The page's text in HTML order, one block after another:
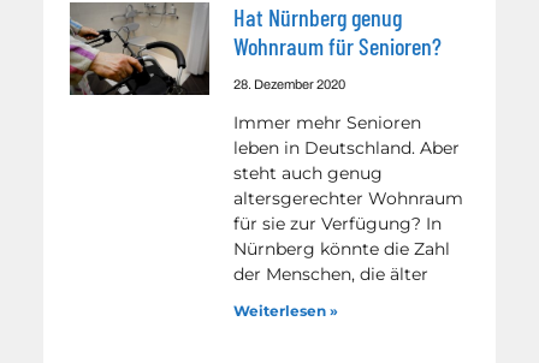
Hat Nürnberg genug
Wohnraum für Senioren?
28. Dezember 2020
Immer mehr Senioren
leben in Deutschland. Aber
steht auch genug
altersgerechter Wohnraum
für sie zur Verfügung? In
Nürnberg könnte die Zahl
der Menschen, die älter
Weiterlesen »